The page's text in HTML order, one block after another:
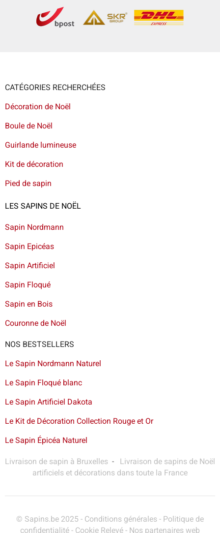
CATÉGORIES RECHERCHÉES
Décoration de Noël
Boule de Noël
Guirlande lumineuse
Kit de décoration
Pied de sapin
LES SAPINS DE NOËL
Sapin Nordmann
Sapin Epicéas
Sapin Artificiel
Sapin Floqué
Sapin en Bois
Couronne de Noël
NOS BESTSELLERS
Le Sapin Nordmann Naturel
Le Sapin Floqué blanc
Le Sapin Artificiel Dakota
Le Kit de Décoration Collection Rouge et Or
Le Sapin Épicéa Naturel
Livraison de sapin à Bruxelles - Livraison de sapins de Noël
artificiels et décorations dans toute la France
© Sapins.be 2025 - Conditions générales - Politique de
confidentialité - Cookie Relevé - Nos partenaires web